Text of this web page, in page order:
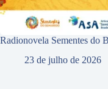
Radionovela Sementes do
23 de julho de 2026